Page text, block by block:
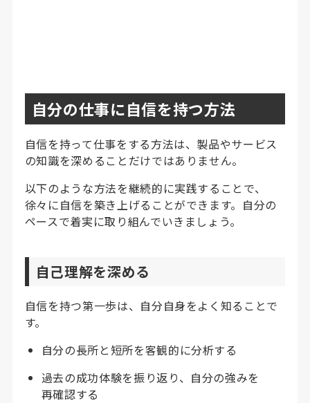
自分の仕事に自信を持つ方法
自信を持って仕事をする方法は、製品やサービス
の知識を深めることだけではありません。
以下のような方法を継続的に実践することで、
徐々に自信を築き上げることができます。自分の
ペースで着実に取り組んでいきましょう。
自己理解を深める
自信を持つ第一歩は、自分自身をよく知ることで
す。
自分の長所と短所を客観的に分析する
過去の成功体験を振り返り、自分の強みを
再確認する